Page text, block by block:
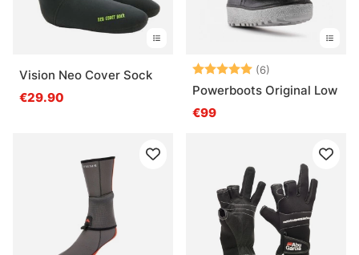
Vision Neo Cover Sock
€29.90
Arvio: (6)
Powerboots Original Low
€99